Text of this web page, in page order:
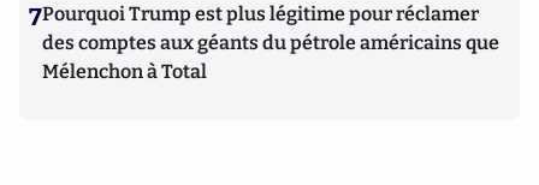
7Pourquoi Trump est plus légitime pour réclamer
des comptes aux géants du pétrole américains que
Mélenchon à Total